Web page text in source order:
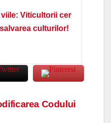
Viticultorii cer
culturilor!
Codului